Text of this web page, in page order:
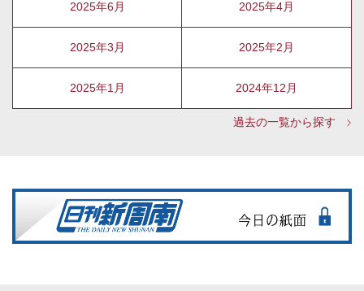
2025年6月 2025年4月
2025年3月 2025年2月
2025年1月 2024年12月
過去の一覧から探す